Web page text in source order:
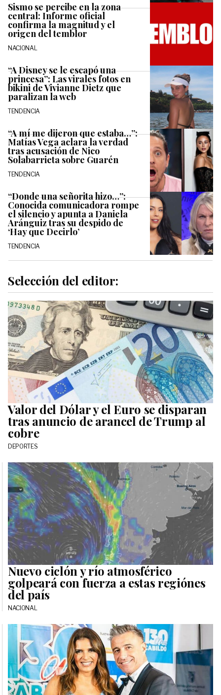
Sismo se percibe en la zona
central: Informe oficial
confirma la magnitud y el
origen del temblor
NACIONAL
“A Disney se le escapó una
princesa”: Las virales fotos en
bikini de Vivianne Dietz que
paralizan la web
TENDENCIA
“A mí me dijeron que estaba…”:
Matías Vega aclara la verdad
tras acusación de Nico
Solabarrieta sobre Guarén
TENDENCIA
“Donde una señorita hizo…”:
Conocida comunicadora rompe
el silencio y apunta a Daniela
Aránguiz tras su despido de
‘Hay que Decirlo’
TENDENCIA
Selección del editor:
Valor del Dólar y el Euro se disparan
tras anuncio de arancel de Trump al
cobre
DEPORTES
Nuevo ciclón y río atmosférico
golpeará con fuerza a estas regiónes
del país
NACIONAL